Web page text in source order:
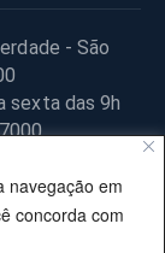
navegação em
concorda com
- São
sexta das 9h
reservados. |